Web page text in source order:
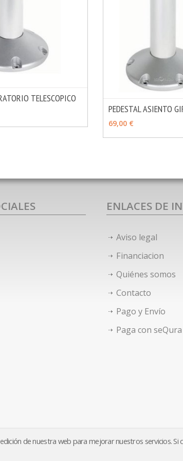
de nuestra web para mejorar nuestros servicios. Si
TELESCOPICO
PEDESTAL ASIENTO
69,00 €
ENLACES DE
Aviso legal
Financiacion
Quiénes somos
Contacto
Pago y Envío
Paga con seQura
Aviso legal